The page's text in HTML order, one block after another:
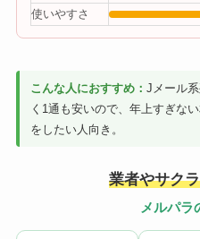
使いやすさ
こんな人におすすめ： Jメール
く1通も安いので、年上すぎな
をしたい人向き。
業者やサク
メルパラ